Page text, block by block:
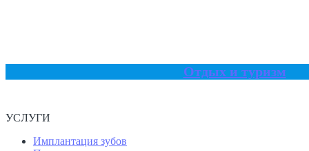
Отдых и туризм
УСЛУГИ
Имплантация зубов